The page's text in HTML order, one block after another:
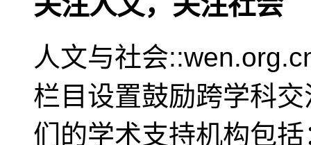
人文与社会
栏目设置鼓励跨学科
们的学术支持机构包